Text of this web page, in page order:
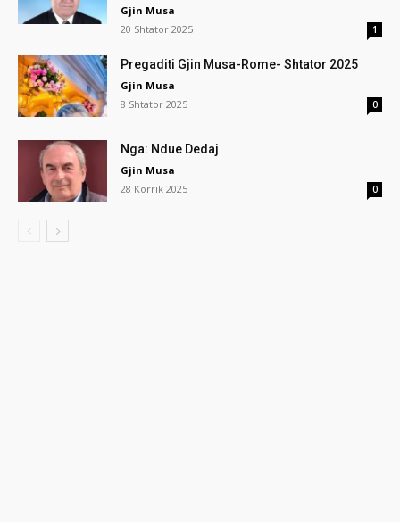
Gjin Musa
20 Shtator 2025
1
Pregaditi Gjin Musa-Rome- Shtator 2025
Gjin Musa
8 Shtator 2025
0
Nga: Ndue Dedaj
Gjin Musa
28 Korrik 2025
0